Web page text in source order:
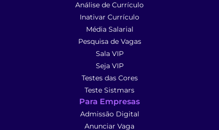
Análise de Currículo
Inativar Currículo
Média Salarial
Pesquisa de Vagas
Sala VIP
Seja VIP
Testes das Cores
Teste Sistmars
Para Empresas
Admissão Digital
Anunciar Vaga